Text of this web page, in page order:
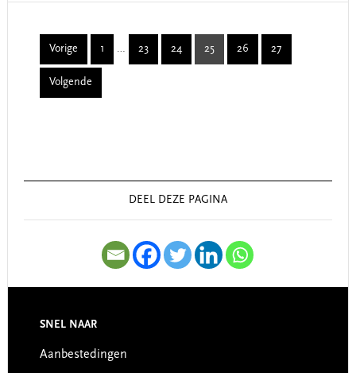
Vorige Page
1
Interim
pages
… Page
23 Page
24 Page
25 Page
26 Page
27
Volgende
Sidebar
DEEL DEZE PAGINA
Footer
SNEL NAAR
Aanbestedingen